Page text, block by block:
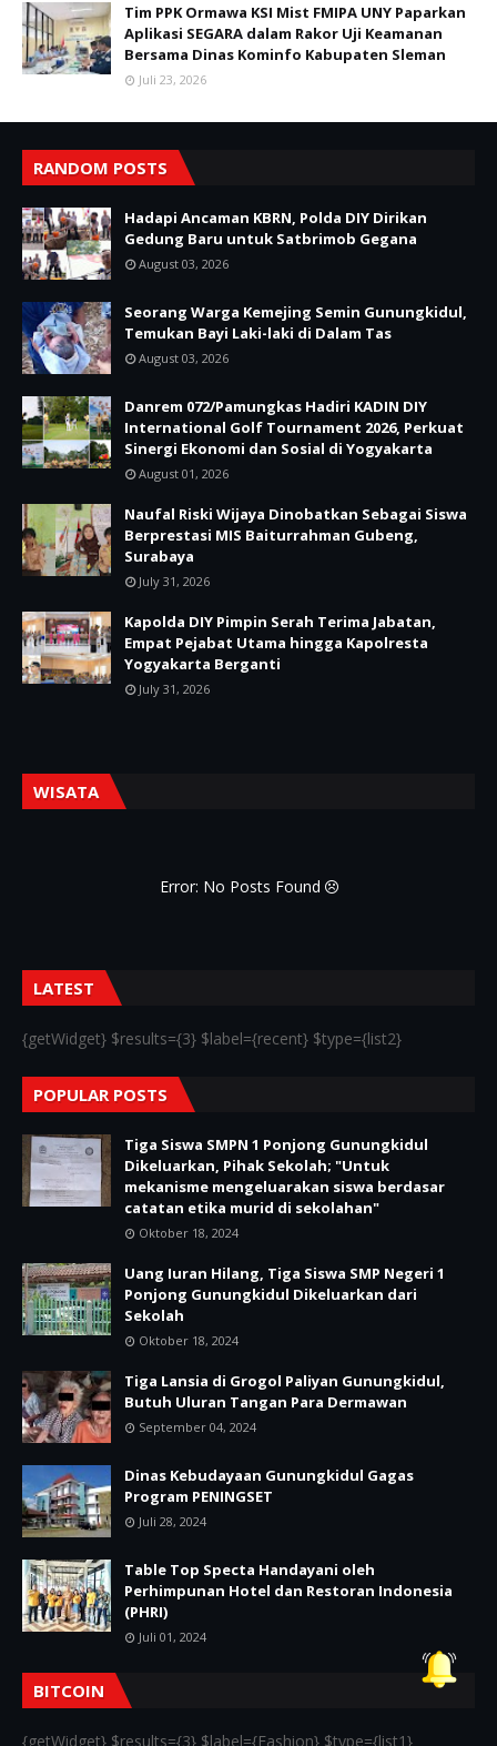
Tim PPK Ormawa KSI Mist FMIPA UNY Paparkan
Aplikasi SEGARA dalam Rakor Uji Keamanan
Bersama Dinas Kominfo Kabupaten Sleman
Juli 23, 2026
RANDOM POSTS
Hadapi Ancaman KBRN, Polda DIY Dirikan
Gedung Baru untuk Satbrimob Gegana
August 03, 2026
Seorang Warga Kemejing Semin Gunungkidul,
Temukan Bayi Laki-laki di Dalam Tas
August 03, 2026
Danrem 072/Pamungkas Hadiri KADIN DIY
International Golf Tournament 2026, Perkuat
Sinergi Ekonomi dan Sosial di Yogyakarta
August 01, 2026
Naufal Riski Wijaya Dinobatkan Sebagai Siswa
Berprestasi MIS Baiturrahman Gubeng,
Surabaya
July 31, 2026
Kapolda DIY Pimpin Serah Terima Jabatan,
Empat Pejabat Utama hingga Kapolresta
Yogyakarta Berganti
July 31, 2026
WISATA
Error: No Posts Found
LATEST
{getWidget} $results={3} $label={recent} $type={list2}
POPULAR POSTS
Tiga Siswa SMPN 1 Ponjong Gunungkidul
Dikeluarkan, Pihak Sekolah; "Untuk
mekanisme mengeluarakan siswa berdasar
catatan etika murid di sekolahan"
Oktober 18, 2024
Uang Iuran Hilang, Tiga Siswa SMP Negeri 1
Ponjong Gunungkidul Dikeluarkan dari
Sekolah
Oktober 18, 2024
Tiga Lansia di Grogol Paliyan Gunungkidul,
Butuh Uluran Tangan Para Dermawan
September 04, 2024
Dinas Kebudayaan Gunungkidul Gagas
Program PENINGSET
Juli 28, 2024
Table Top Specta Handayani oleh
Perhimpunan Hotel dan Restoran Indonesia
(PHRI)
Juli 01, 2024
BITCOIN
{getWidget} $results={3} $label={Fashion} $type={list1}